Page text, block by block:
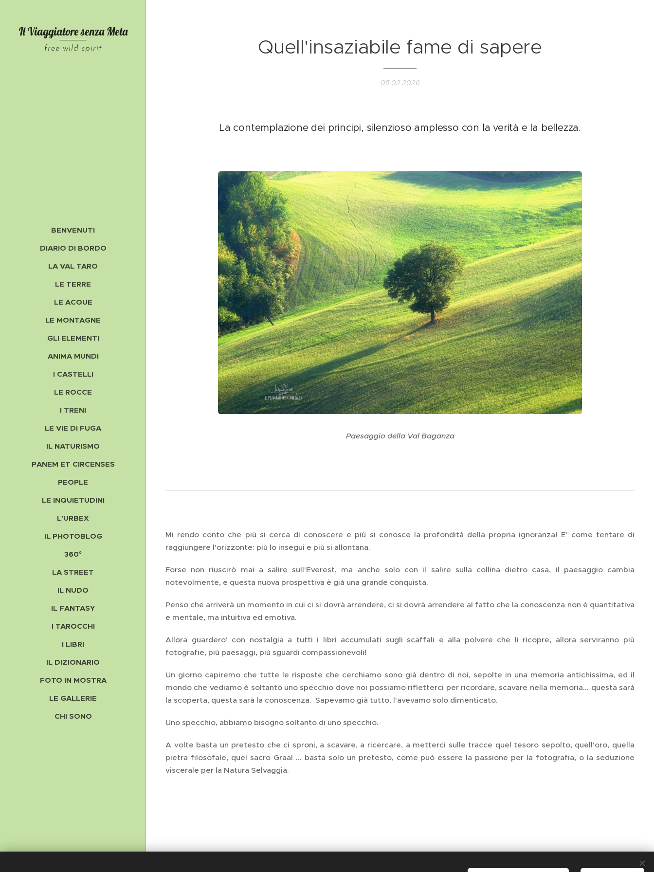
Il Viaggiatore senzaMeta
free wild spirit
BENVENUTI
DIARIO DI BORDO
LA VAL TARO
LE TERRE
LE ACQUE
LE MONTAGNE
GLI ELEMENTI
ANIMA MUNDI
I CASTELLI
LE ROCCE
I TRENI
LE VIE DI FUGA
IL NATURISMO
PANEM ET CIRCENSES
PEOPLE
LE INQUIETUDINI
L'URBEX
IL PHOTOBLOG
360°
LA STREET
IL NUDO
IL FANTASY
I TAROCCHI
I LIBRI
IL DIZIONARIO
FOTO IN MOSTRA
LE GALLERIE
CHI SONO
Quell'insaziabile fame di sapere
05.02.2026
La contemplazione dei principi, silenzioso amplesso con la verità e la bellezza.
Paesaggio della Val Baganza
Mi rendo conto che più si cerca di conoscere e più si conosce la profondità della propria ignoranza! E' come tentare di
raggiungere l'orizzonte: più lo insegui e più si allontana.
Forse non riuscirò mai a salire sull'Everest, ma anche solo con il salire sulla collina dietro casa, il paesaggio cambia
notevolmente, e questa nuova prospettiva è già una grande conquista.
Penso che arriverà un momento in cui ci si dovrà arrendere, ci si dovrà arrendere al fatto che la conoscenza non è quantitativa
e mentale, ma intuitiva ed emotiva.
Allora guardero' con nostalgia a tutti i libri accumulati sugli scaffali e alla polvere che li ricopre, allora serviranno più
fotografie, più paesaggi, più sguardi compassionevoli!
Un giorno capiremo che tutte le risposte che cerchiamo sono già dentro di noi, sepolte in una memoria antichissima, ed il
mondo che vediamo è soltanto uno specchio dove noi possiamo rifletterci per ricordare, scavare nella memoria... questa sarà
la scoperta, questa sarà la conoscenza. Sapevamo già tutto, l'avevamo solo dimenticato.
Uno specchio, abbiamo bisogno soltanto di uno specchio.
A volte basta un pretesto che ci sproni, a scavare, a ricercare, a metterci sulle tracce quel tesoro sepolto, quell'oro, quella
pietra filosofale, quel sacro Graal ... basta solo un pretesto, come può essere la passione per la fotografia, o la seduzione
viscerale per la Natura Selvaggia.